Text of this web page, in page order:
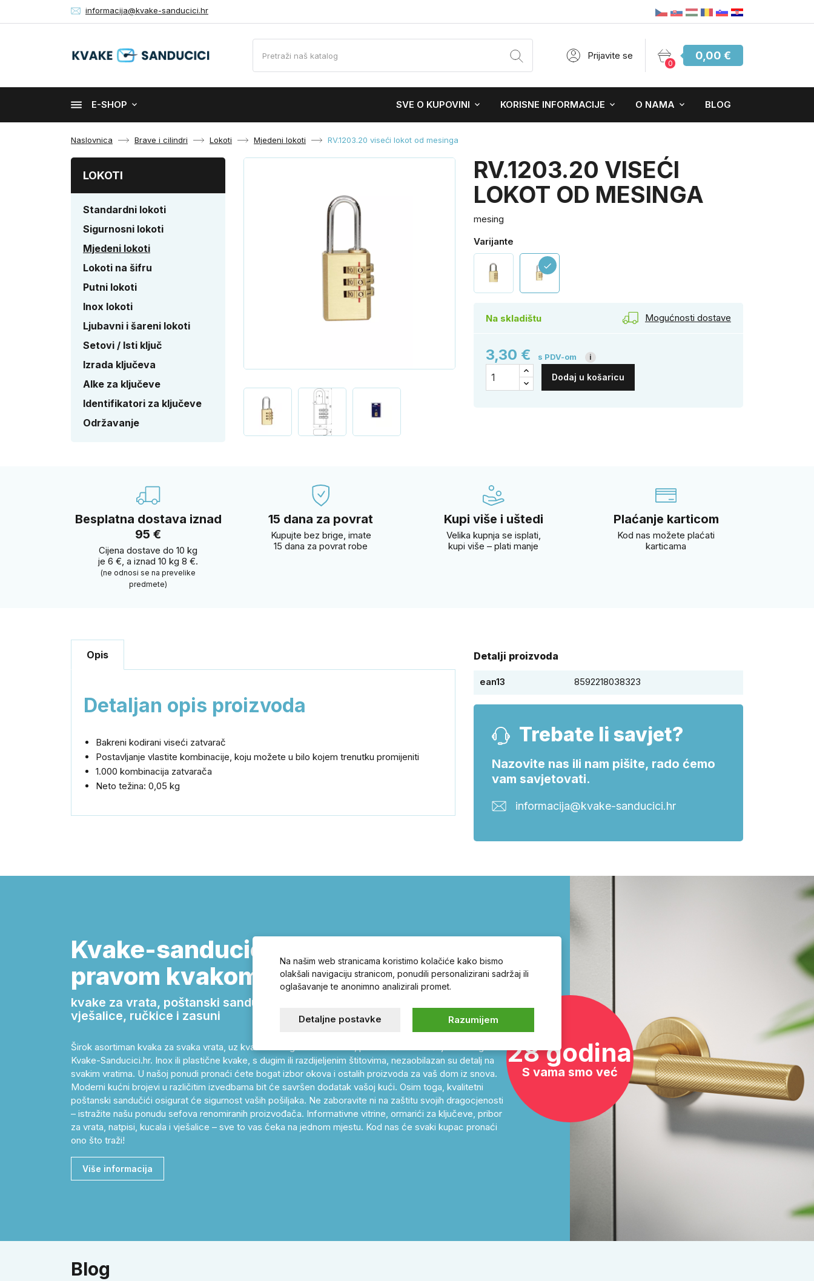
informacija@kvake-sanducici.hr
Prijavite se
0
0,00 €
E-SHOP SVE O KUPOVINI KORISNE INFORMACIJE O NAMA BLOG
Naslovnica Brave i cilindri Lokoti Mjedeni lokoti RV.1203.20 viseći lokot od mesinga
LOKOTI
Standardni lokoti
Sigurnosni lokoti
Mjedeni lokoti
Lokoti na šifru
Putni lokoti
Inox lokoti
Ljubavni i šareni lokoti
Setovi / Isti ključ
Izrada ključeva
Alke za ključeve
Identifikatori za ključeve
Održavanje
RV.1203.20 VISEĆI
LOKOT OD MESINGA
mesing
Varijante
check
Na skladištu Mogućnosti dostave
3,30 € s PDV-om i
Dodaj u košaricu
Besplatna dostava iznad
95 €
Cijena dostave do 10 kg
je 6 €, a iznad 10 kg 8 €.
(ne odnosi se na prevelike
predmete)
15 dana za povrat
Kupujte bez brige, imate
15 dana za povrat robe
Kupi više i uštedi
Velika kupnja se isplati,
kupi više – plati manje
Plaćanje karticom
Kod nas možete plaćati
karticama
Opis
Detaljan opis proizvoda
Bakreni kodirani viseći zatvarač
Postavljanje vlastite kombinacije, koju možete u bilo kojem trenutku promijeniti
1.000 kombinacija zatvarača
Neto težina: 0,05 kg
Detalji proizvoda
ean13 8592218038323
Trebate li savjet?
Nazovite nas ili nam pišite, rado ćemo
vam savjetovati.
informacija@kvake-sanducici.hr
Kvake-sanducici.hr – otvarajte
pravom kvakom!
kvake za vrata, poštanski sandučići, cilindrični ulošci, brave, kućni brojevi,
vješalice, ručkice i zasuni
Širok asortiman kvaka za svaka vrata, uz kvalitetne sigurnosne brave, pronaći ćete u našoj online trgovini
Kvake-Sanducici.hr. Inox ili plastične kvake, s dugim ili razdijeljenim štitovima, nezaobilazan su detalj na
svakim vratima. U našoj ponudi pronaći ćete bogat izbor okova i ostalih proizvoda za vaš dom iz snova.
Moderni kućni brojevi u različitim izvedbama bit će savršen dodatak vašoj kući. Osim toga, kvalitetni
poštanski sandučići osigurat će sigurnost vaših pošiljaka. Ne zaboravite ni na zaštitu svojih dragocjenosti
– istražite našu ponudu sefova renomiranih proizvođača. Informativne vitrine, ormarići za ključeve, pribor
za vrata, natpisi, kucala i vješalice – sve to vas čeka na jednom mjestu. Kod nas će svaki kupac pronaći
ono što traži!
Više informacija
28 godina
S vama smo već
Blog
Na našim web stranicama koristimo kolačiće kako bismo
olakšali navigaciju stranicom, ponudili personalizirani sadržaj ili
oglašavanje te anonimno analizirali promet.
Razumijem
Detaljne postavke